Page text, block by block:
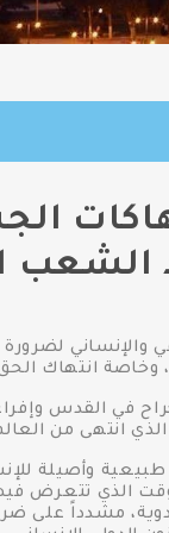
الشعب
لضرورة
انتهاك
في القدس
انتهى من
وأصيلة
الذي تتعرض
مشدداً على